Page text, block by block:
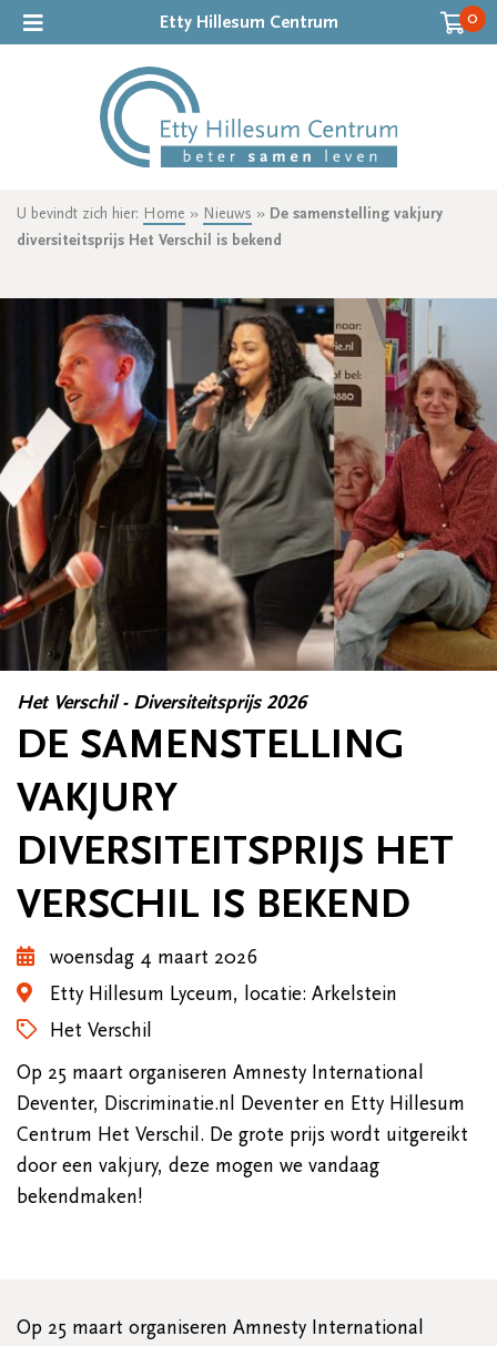
Etty Hillesum Centrum 0
U bevindt zich hier: Home » Nieuws » De samenstelling vakjury
diversiteitsprijs Het Verschil is bekend
Het Verschil - Diversiteitsprijs 2026
DE SAMENSTELLING
VAKJURY
DIVERSITEITSPRIJS HET
VERSCHIL IS BEKEND
woensdag 4 maart 2026
Etty Hillesum Lyceum, locatie: Arkelstein
Het Verschil
Op 25 maart organiseren Amnesty International
Deventer, Discriminatie.nl Deventer en Etty Hillesum
Centrum Het Verschil. De grote prijs wordt uitgereikt
door een vakjury, deze mogen we vandaag
bekendmaken!
Op 25 maart organiseren Amnesty International